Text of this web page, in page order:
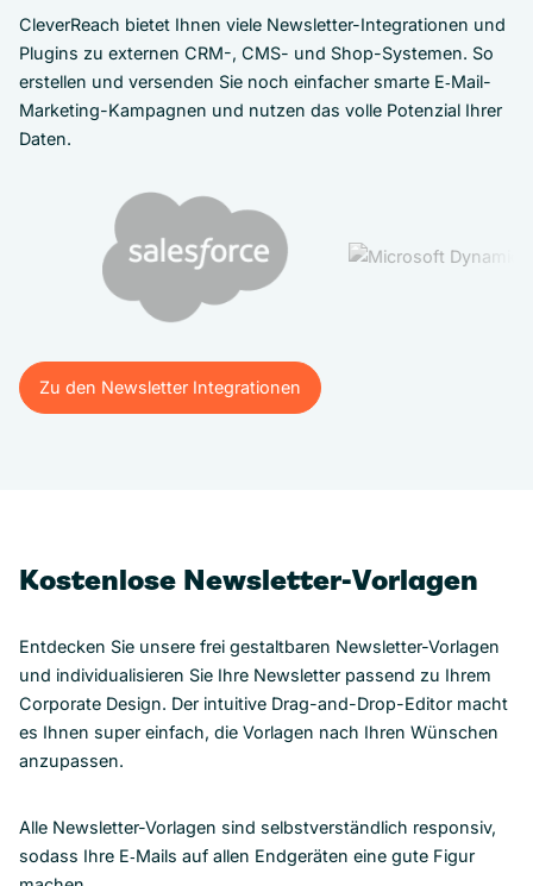
CleverReach bietet Ihnen viele Newsletter-Integrationen und
Plugins zu externen CRM-, CMS- und Shop-Systemen. So
erstellen und versenden Sie noch einfacher smarte E‑Mail-
Marketing-Kampagnen und nutzen das volle Potenzial Ihrer
Daten.
Zu den Newsletter Integrationen
Zu den Newsletter Integrationen
Kostenlose Newsletter-Vorlagen
Entdecken Sie unsere frei gestaltbaren Newsletter-Vorlagen
und individualisieren Sie Ihre Newsletter passend zu Ihrem
Corporate Design. Der intuitive Drag-and-Drop-Editor macht
es Ihnen super einfach, die Vorlagen nach Ihren Wünschen
anzupassen.
Alle Newsletter-Vorlagen sind selbstverständlich responsiv,
sodass Ihre E‑Mails auf allen Endgeräten eine gute Figur